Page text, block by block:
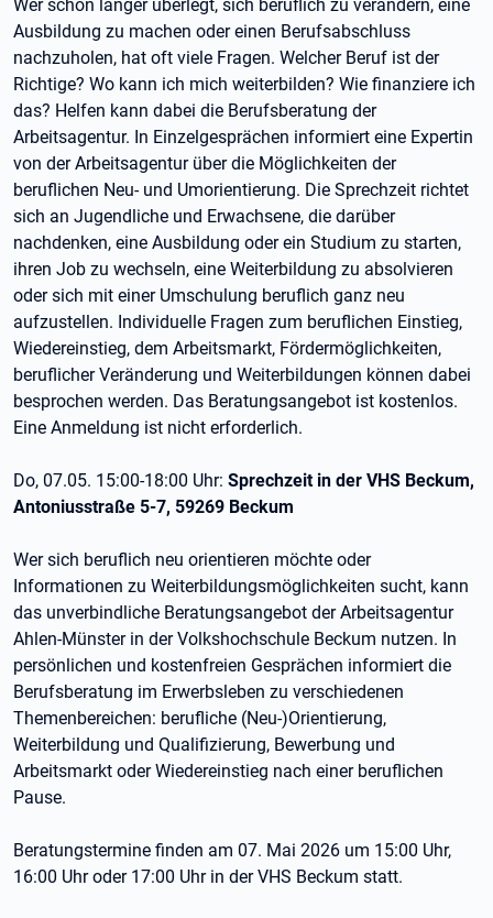
Wer schon länger überlegt, sich beruflich zu verändern, eine
Ausbildung zu machen oder einen Berufsabschluss
nachzuholen, hat oft viele Fragen. Welcher Beruf ist der
Richtige? Wo kann ich mich weiterbilden? Wie finanziere ich
das? Helfen kann dabei die Berufsberatung der
Arbeitsagentur. In Einzelgesprächen informiert eine Expertin
von der Arbeitsagentur über die Möglichkeiten der
beruflichen Neu- und Umorientierung. Die Sprechzeit richtet
sich an Jugendliche und Erwachsene, die darüber
nachdenken, eine Ausbildung oder ein Studium zu starten,
ihren Job zu wechseln, eine Weiterbildung zu absolvieren
oder sich mit einer Umschulung beruflich ganz neu
aufzustellen. Individuelle Fragen zum beruflichen Einstieg,
Wiedereinstieg, dem Arbeitsmarkt, Fördermöglichkeiten,
beruflicher Veränderung und Weiterbildungen können dabei
besprochen werden. Das Beratungsangebot ist kostenlos.
Eine Anmeldung ist nicht erforderlich.
Do, 07.05. 15:00-18:00 Uhr: Sprechzeit in der VHS Beckum,
Antoniusstraße 5-7, 59269 Beckum
Wer sich beruflich neu orientieren möchte oder
Informationen zu Weiterbildungsmöglichkeiten sucht, kann
das unverbindliche Beratungsangebot der Arbeitsagentur
Ahlen-Münster in der Volkshochschule Beckum nutzen. In
persönlichen und kostenfreien Gesprächen informiert die
Berufsberatung im Erwerbsleben zu verschiedenen
Themenbereichen: berufliche (Neu-)Orientierung,
Weiterbildung und Qualifizierung, Bewerbung und
Arbeitsmarkt oder Wiedereinstieg nach einer beruflichen
Pause.
Beratungstermine finden am 07. Mai 2026 um 15:00 Uhr,
16:00 Uhr oder 17:00 Uhr in der VHS Beckum statt.